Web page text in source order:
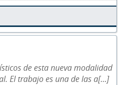
de esta nueva modalidad
El trabajo es una de las a[...]